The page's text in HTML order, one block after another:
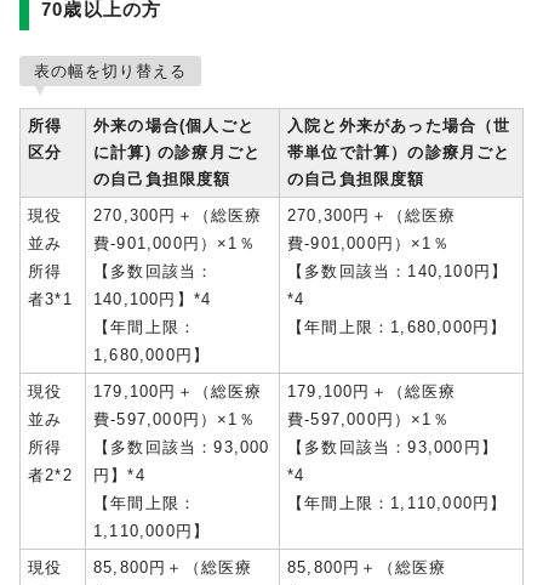
70歳以上の方
表の幅を切り替える
所得
区分
外来の場合(個人ごと
に計算) の診療月ごと
の自己負担限度額
入院と外来があった場合（世
帯単位で計算）の診療月ごと
の自己負担限度額
現役
並み
所得
者3*1
270,300円＋（総医療
費-901,000円）×1％
【多数回該当：
140,100円】*4
【年間上限：
1,680,000円】
270,300円＋（総医療
費-901,000円）×1％
【多数回該当：140,100円】
*4
【年間上限：1,680,000円】
現役
並み
所得
者2*2
179,100円＋（総医療
費-597,000円）×1％
【多数回該当：93,000
円】*4
【年間上限：
1,110,000円】
179,100円＋（総医療
費-597,000円）×1％
【多数回該当：93,000円】
*4
【年間上限：1,110,000円】
現役
85,800円＋（総医療
85,800円＋（総医療